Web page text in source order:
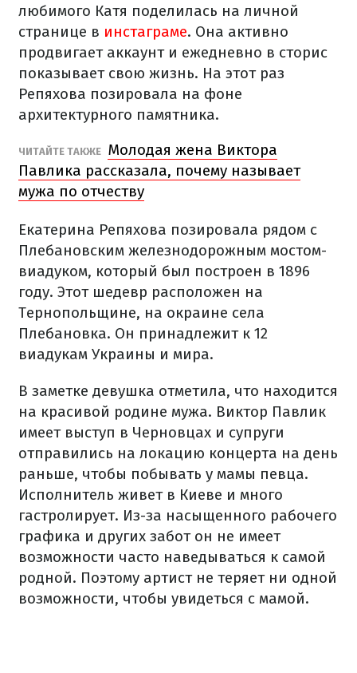
любимого Катя поделилась на личной
странице в инстаграме. Она активно
продвигает аккаунт и ежедневно в сторис
показывает свою жизнь. На этот раз
Репяхова позировала на фоне
архитектурного памятника.
ЧИТАЙТЕ ТАКЖЕ Молодая жена Виктора
Павлика рассказала, почему называет
мужа по отчеству
Екатерина Репяхова позировала рядом с
Плебановским железнодорожным мостом-
виадуком, который был построен в 1896
году. Этот шедевр расположен на
Тернопольщине, на окраине села
Плебановка. Он принадлежит к 12
виадукам Украины и мира.
В заметке девушка отметила, что находится
на красивой родине мужа. Виктор Павлик
имеет выступ в Черновцах и супруги
отправились на локацию концерта на день
раньше, чтобы побывать у мамы певца.
Исполнитель живет в Киеве и много
гастролирует. Из-за насыщенного рабочего
графика и других забот он не имеет
возможности часто наведываться к самой
родной. Поэтому артист не теряет ни одной
возможности, чтобы увидеться с мамой.